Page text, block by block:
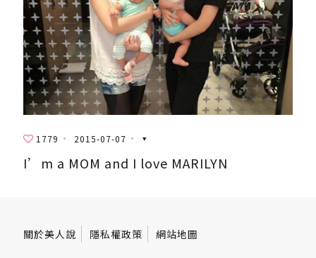
1779 2015-07-07
I’m a MOM and I love MARILYN
關於美人說 隱私權政策 網站地圖